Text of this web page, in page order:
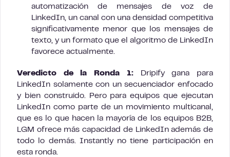
automatización de mensajes de voz de
LinkedIn, un canal con una densidad competitiva
significativamente menor que los mensajes de
texto, y un formato que el algoritmo de LinkedIn
favorece actualmente.
Veredicto de la Ronda 1:Dripify gana para
LinkedIn solamente con un secuenciador enfocado
y bien construido. Pero para equipos que ejecutan
LinkedIn como parte de un movimiento multicanal,
que es lo que hacen la mayoría de los equipos B2B,
LGM ofrece más capacidad de LinkedIn además de
todo lo demás. Instantly no tiene participación en
esta ronda.